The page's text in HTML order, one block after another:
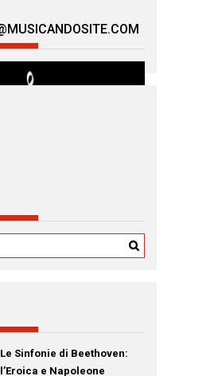
Le Sinfonie di Beethoven:
l’Eroica e Napoleone